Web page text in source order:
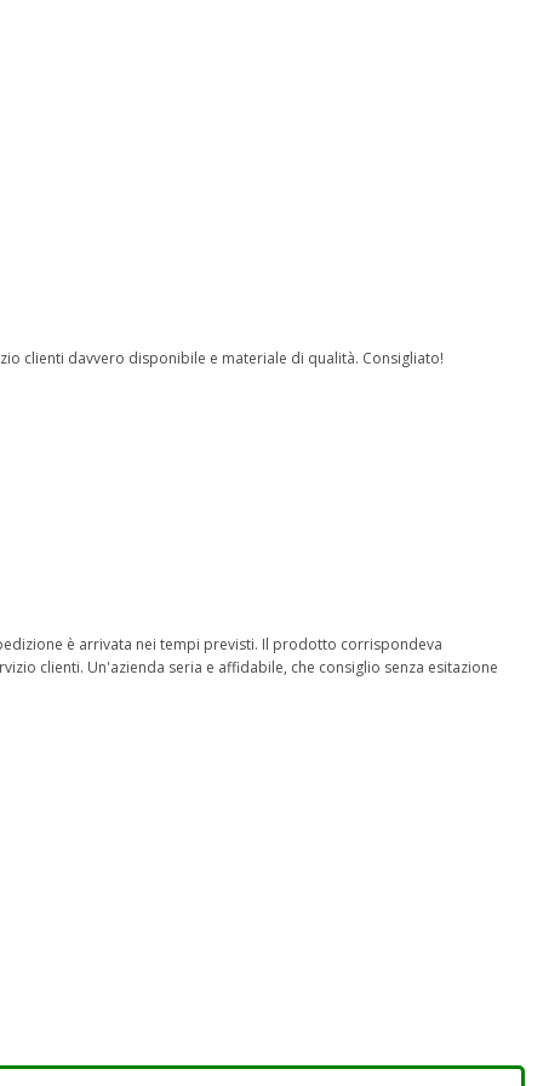
clienti davvero disponibile e materiale di qualità. Consigliato!
è arrivata nei tempi previsti. Il prodotto corrispondeva
clienti. Un'azienda seria e affidabile, che consiglio senza esitazione